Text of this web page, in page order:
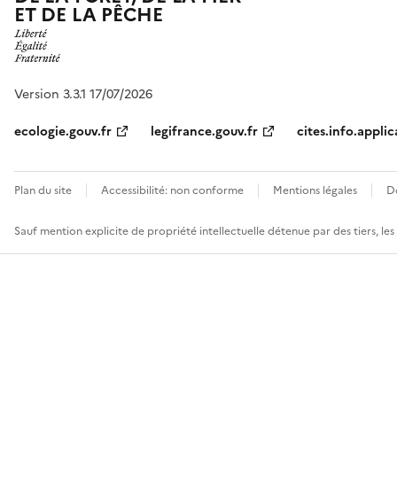
ET DE LA PÊCHE
Version 3.3.1 17/07/2026
ecologie.gouv.fr
legifrance.gouv.fr
Plan du site Accessibilité: non conforme Mentions légales
Sauf mention explicite de propriété intellectuelle détenue par des tiers,